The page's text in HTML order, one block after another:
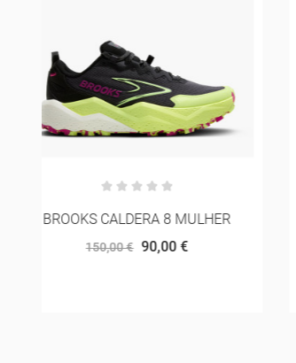
SALOMON TSHRT CROSS RUN
GRAPHIC CABERNET MULHER